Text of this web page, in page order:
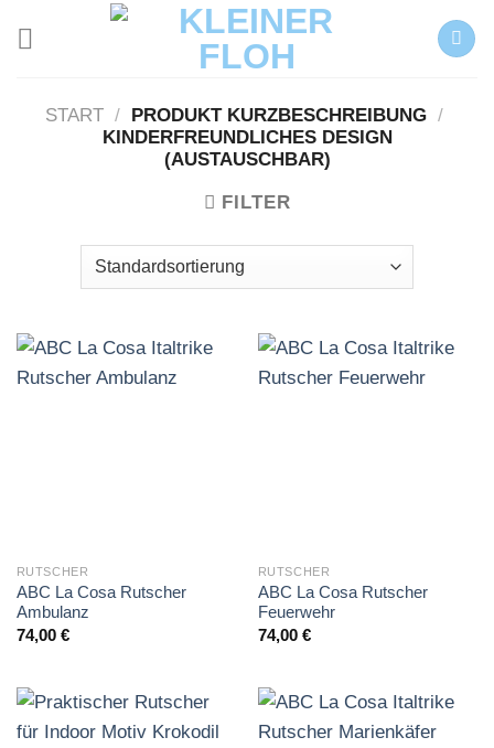
Inhalt
START / PRODUKT KURZBESCHREIBUNG /
KINDERFREUNDLICHES DESIGN
(AUSTAUSCHBAR)
FILTER
RUTSCHER
ABC La Cosa Rutscher
Ambulanz
74,00 €
RUTSCHER
ABC La Cosa Rutscher
Feuerwehr
74,00 €